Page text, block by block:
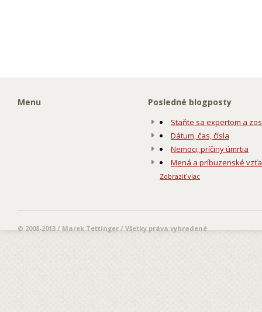
Menu Posledné blogposty
Staňte sa expertom a
Dátum, čas, čísla
Nemoci, príčiny úmrtia
Mená a príbuzenské
Zobraziť viac
© 2008-2013 / Marek Tettinger / Všetky práva vyhradené